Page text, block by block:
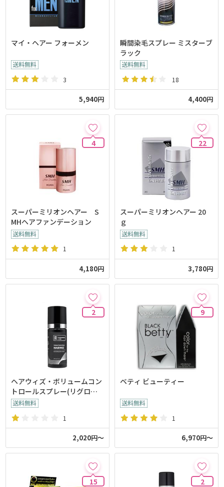
マイ・ヘアー フォーメン
3
5,940円
瞬間染毛スプレー ミスターブ
ラック
18
4,400円
4
スーパーミリオンヘアー S
MHヘアファンデーション
1
4,180円
22
スーパーミリオンヘアー 20
ｇ
1
3,780円
2
ヘアウィズ・ボリュームコン
トロールスプレー(リグロー
スラボ)
1
2,020円～
9
ベティ ビューティー
1
6,970円～
15 2